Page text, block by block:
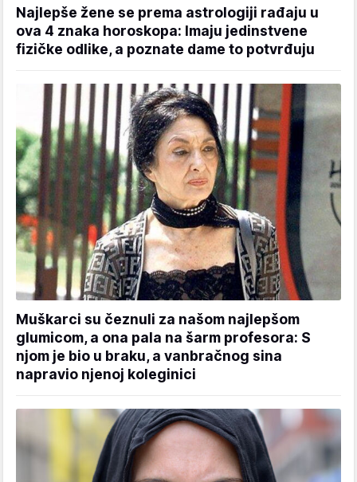
Najlepše žene se prema astrologiji rađaju u
ova 4 znaka horoskopa: Imaju jedinstvene
fizičke odlike, a poznate dame to potvrđuju
Muškarci su čeznuli za našom najlepšom
glumicom, a ona pala na šarm profesora: S
njom je bio u braku, a vanbračnog sina
napravio njenoj koleginici